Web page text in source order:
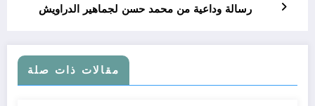
رسالة وداعية من محمد حسن لجماهير الدراويش
مقالات ذات صلة